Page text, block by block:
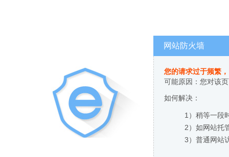
网站防火墙
您的请求过于频繁
可能原因：您对该
如何解决：
1）稍等一段
2）如网站托
3）普通网站